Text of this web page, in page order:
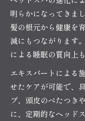
明らかになってきま
髪の根元から健康を
減にもつながります
による睡眠の質向上
エキスパートによる
せたケアが可能で、
プ、頭皮のべたつき
に、定期的なヘッド